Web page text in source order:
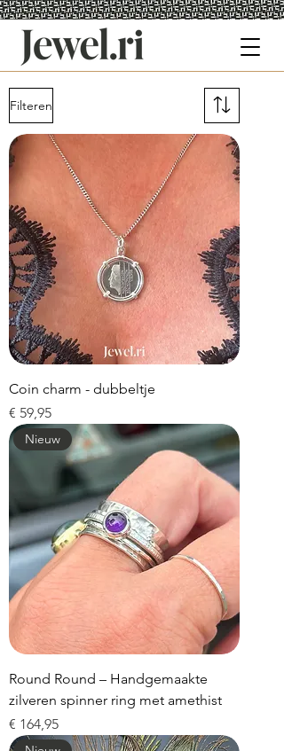
Filteren
Coin charm - dubbeltje
Prijs
€ 59,95
Nieuw
Round Round – Handgemaakte
zilveren spinner ring met amethist
Prijs
€ 164,95